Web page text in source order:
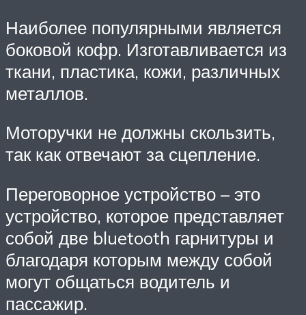
Наиболее популярными является
боковой кофр. Изготавливается из
ткани, пластика, кожи, различных
металлов.
Моторучки не должны скользить,
так как отвечают за сцепление.
Переговорное устройство – это
устройство, которое представляет
собой две bluetooth гарнитуры и
благодаря которым между собой
могут общаться водитель и
пассажир.